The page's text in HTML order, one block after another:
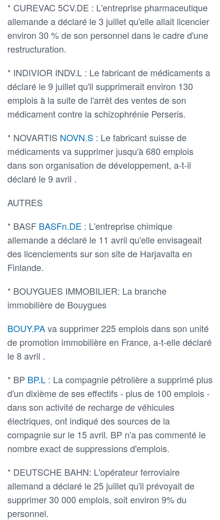
* CUREVAC 5CV.DE : L'entreprise pharmaceutique
allemande a déclaré le 3 juillet qu'elle allait licencier
environ 30 % de son personnel dans le cadre d'une
restructuration.
* INDIVIOR INDV.L : Le fabricant de médicaments a
déclaré le 9 juillet qu'il supprimerait environ 130
emplois à la suite de l'arrêt des ventes de son
médicament contre la schizophrénie Perseris.
* NOVARTIS NOVN.S : Le fabricant suisse de
médicaments va supprimer jusqu'à 680 emplois
dans son organisation de développement, a-t-il
déclaré le 9 avril .
AUTRES
* BASF BASFn.DE : L'entreprise chimique
allemande a déclaré le 11 avril qu'elle envisageait
des licenciements sur son site de Harjavalta en
Finlande.
* BOUYGUES IMMOBILIER: La branche
immobilière de Bouygues
BOUY.PAva supprimer 225 emplois dans son unité
de promotion immobilière en France, a-t-elle déclaré
le 8 avril .
* BP BP.L : La compagnie pétrolière a supprimé plus
d'un dixième de ses effectifs - plus de 100 emplois -
dans son activité de recharge de véhicules
électriques, ont indiqué des sources de la
compagnie sur le 15 avril. BP n'a pas commenté le
nombre exact de suppressions d'emplois.
* DEUTSCHE BAHN: L'opérateur ferroviaire
allemand a déclaré le 25 juillet qu'il prévoyait de
supprimer 30 000 emplois, soit environ 9% du
personnel.